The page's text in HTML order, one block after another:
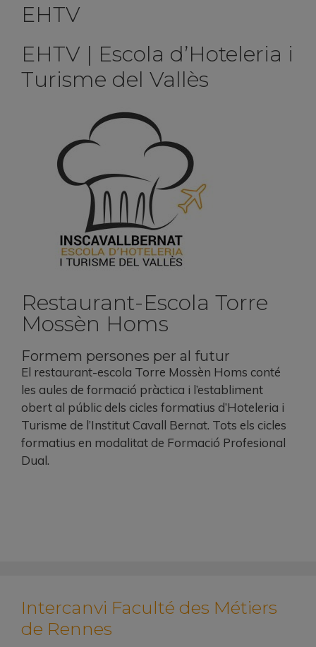
EHTV
EHTV | Escola d’Hoteleria i
Turisme del Vallès
Restaurant-Escola Torre
Mossèn Homs
Formem persones per al futur
El restaurant-escola Torre Mossèn Homs conté
les aules de formació pràctica i l’establiment
obert al públic dels cicles formatius d’Hoteleria i
Turisme de l’Institut Cavall Bernat. Tots els cicles
formatius en modalitat de Formació Profesional
Dual.
Intercanvi Faculté des Métiers
de Rennes